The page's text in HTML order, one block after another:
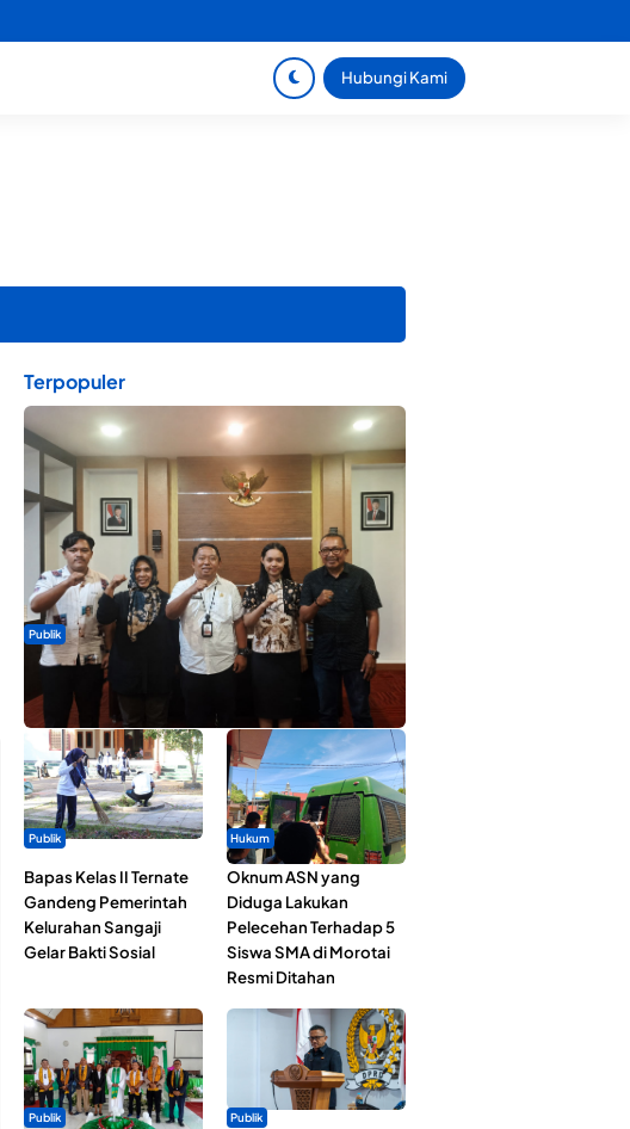
Hubungi Kami
Terpopuler
Publik
Dua Talenta Muda Ternate Wakili Maluku Utara di
Gita Bahana Nusantara 2026
Publik
Bapas Kelas II Ternate
Gandeng Pemerintah
Kelurahan Sangaji
Gelar Bakti Sosial
Hukum
Oknum ASN yang
Diduga Lakukan
Pelecehan Terhadap 5
Siswa SMA di Morotai
Resmi Ditahan
Publik Publik